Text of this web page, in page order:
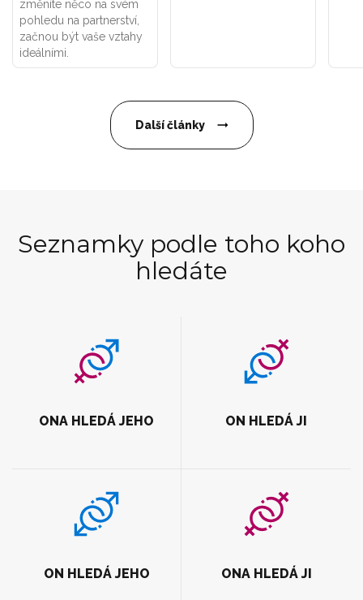
změníte něco na svém
pohledu na partnerství,
začnou být vaše vztahy
ideálními.
Další články
Seznamky podle toho koho
hledáte
ONA HLEDÁ JEHO ON HLEDÁ JI
ON HLEDÁ JEHO ONA HLEDÁ JI